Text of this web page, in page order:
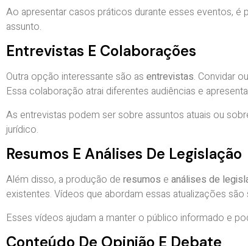
Ao apresentar casos práticos durante esses eventos,
assunto.
Entrevistas E Colaborações
Outra opção interessante são as entrevistas. Convidar
Essa colaboração atrai diferentes audiências e
As entrevistas podem ser sobre assuntos atuais ou
jurídico.
Resumos E Análises De Legislação
Além disso, a produção de resumos e análises de
existentes. Vídeos que abordam essas atualizações
Esses vídeos ajudam a manter o público informado e
Conteúdo De Opinião E Debate